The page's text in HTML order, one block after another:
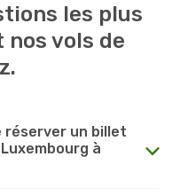
les plus
nos vols de
réserver un billet
à